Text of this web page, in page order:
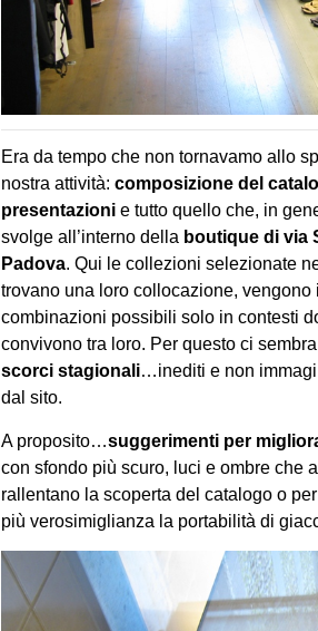
Era da tempo che non tornavamo allo
nostra attività: composizione del
presentazionie tutto quello che, in
svolge all’interno della boutique di via
Padova. Qui le collezioni selezionate
trovano una loro collocazione, vengono
combinazioni possibili solo in contesti
convivono tra loro. Per questo ci
scorci stagionali…inediti e non
dal sito.
A proposito…suggerimenti per
con sfondo più scuro, luci e ombre che
rallentano la scoperta del catalogo o
più verosimiglianza la portabilità di